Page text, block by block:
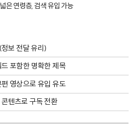
은 연령층, 검색 유입 가능
보 전달 유리)
포함한 명확한 제목
영상으로 유입 유도
텐츠로 구독 전환